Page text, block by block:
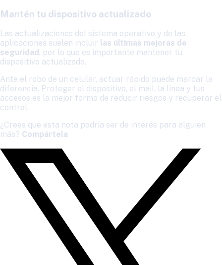
Mantén tu dispositivo actualizado
Las actualizaciones del sistema operativo y de las
aplicaciones suelen incluir las últimas mejoras de
seguridad , por lo que es importante mantener tu
dispositivo actualizado.
Ante el robo de un celular, actuar rápido puede marcar la
diferencia. Proteger el dispositivo, el mail, la línea y tus
accesos es la mejor forma de reducir riesgos y recuperar el
control.
¿Crees que esta nota podría ser de interés para alguien
más? Compártela